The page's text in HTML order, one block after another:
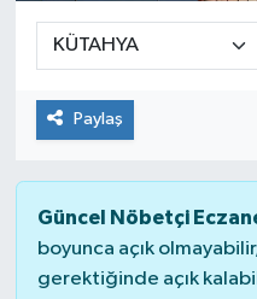
Paylaş
Güncel Nöbetçi
boyunca açık
gerektiğinde açık